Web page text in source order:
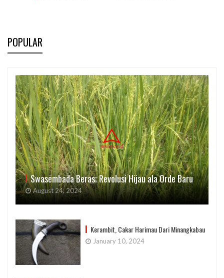
POPULAR
Swasembada Beras; Revolusi Hijau ala Orde Baru
August 24, 2024
Kerambit, Cakar Harimau Dari Minangkabau
January 10, 2024